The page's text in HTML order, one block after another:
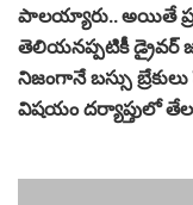
పాలయ్యారు.. అయితే
తెలియనప్పటికీ డ్రైవర్
నిజంగానే బస్సు
విషయం దర్యాప్తులో